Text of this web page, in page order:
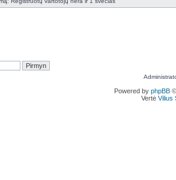
Powered by phpBB
Vertė Vilius